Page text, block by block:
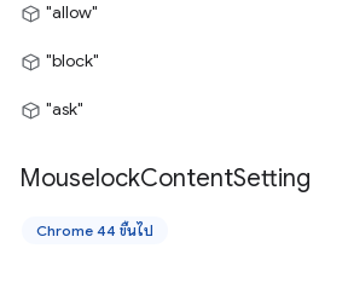
"allow"
"block"
"ask"
MouselockContentSetting
Chrome 44 ขึ้นไป